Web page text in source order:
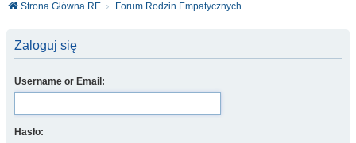
Strona Główna RE Forum Rodzin Empatycznych
Zaloguj się
Username or Email:
Hasło: